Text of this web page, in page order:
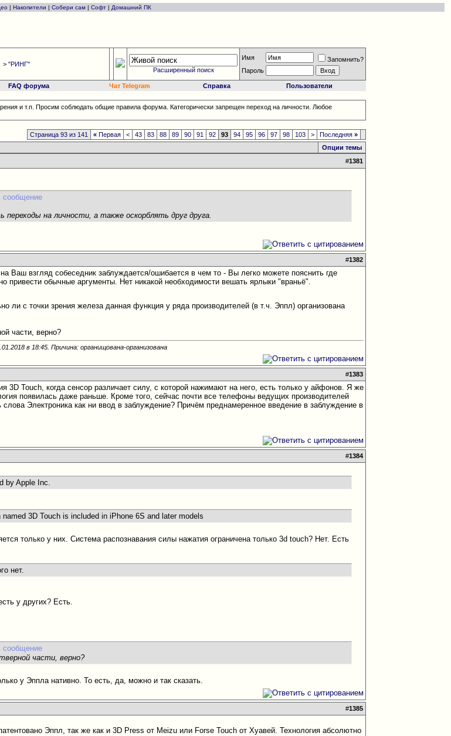
| Накопители | Собери сам | Софт | Домашний ПК
>"РИНГ"
Расширенный поиск
Имя
Запомнить?
Пароль
FAQ форума Чат Telegram Справка Пользователи
и т.п. Просим соблюдать общие правила форума. Категорически запрещен переход на личности. Любое
Страница 93 из 141 « Первая < 43 83 88 89 90 91 92 93 94 95 96 97 98 103 > Последняя»
Опции темы
#1381
переходы на личности, а также оскорблять друг друга.
#1382
Ваш взгляд собеседник заблуждается/ошибается в чем то - Вы легко можете пояснить где
привести обычные аргументы. Нет никакой необходимости вешать ярлыки "враньё".
ли с точки зрения железа данная функция у ряда производителей (в т.ч. Эппл) организована
части, верно?
в 18:45 . Причина: органищована-организована
#1383
3D Touch, когда сенсор различает силу, с которой нажимают на него, есть только у айфонов. Я же
появилась даже раньше. Кроме того, сейчас почти все телефоны ведущих производителей
Электроника как ни ввод в заблуждение? Причём преднамеренное введение в заблуждение в
#1384
by Apple Inc.
3D Touch is included in iPhone 6S and later models
только у них. Система распознавания силы нажатия ограничена только 3d touch? Нет. Есть
нет.
у других? Есть.
части, верно?
у Эппла нативно. То есть, да, можно и так сказать.
#1385
Эппл, так же как и 3D Press от Meizu или Forse Touch от Хуавей. Технология абсолютно